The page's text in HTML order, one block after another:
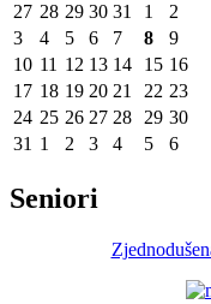
27 28 29 30 31 1
2
3
4 5 6 7 8
9
10 11 12 13 14 15 16
17 18 19 20 21 22 23
24 25 26 27 28 29 30
31 1 2 3 4 5 6
Seniori